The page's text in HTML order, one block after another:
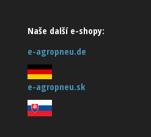
Naše další e-shopy:
e-agropneu.de
e-agropneu.sk